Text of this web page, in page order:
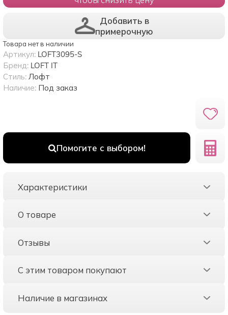
Добавить в
примерочную
Товара нет в наличии
Помогите с выбором!
Артикул: LOFT3095-S
Бренд: LOFT IT
Стиль: Лофт
Наличие: Под заказ
Характеристики
О товаре
Отзывы
С этим товаром покупают
Наличие в магазинах